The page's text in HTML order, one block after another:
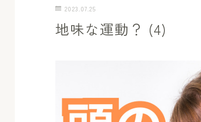
2023.07.25
地味な運動？ (4)